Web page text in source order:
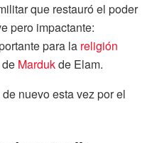
que restauró el poder
pero impactante:
para la religión
Mardukde Elam.
nuevo esta vez por el